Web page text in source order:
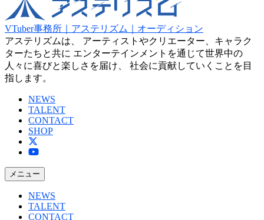
VTuber事務所｜アステリズム｜オーディション
アステリズムは、 アーティストやクリエーター、キャラク
ターたちと共に エンターテインメントを通じて世界中の
人々に喜びと楽しさを届け、 社会に貢献していくことを目
指します。
NEWS
TALENT
CONTACT
SHOP
メニュー
NEWS
TALENT
CONTACT